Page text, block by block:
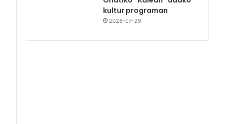
kultur programan
2026-07-29